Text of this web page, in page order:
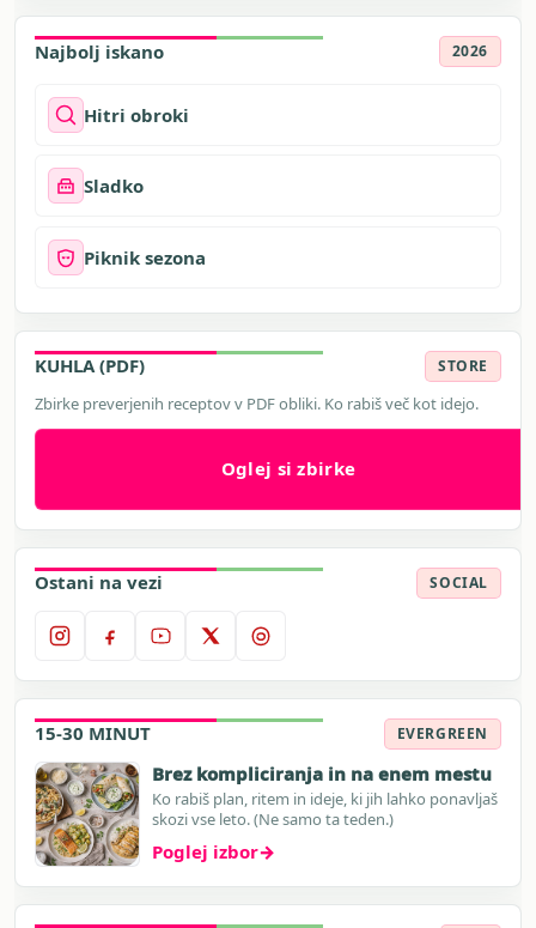
Najbolj iskano 2026
Hitri obroki
Sladko
Piknik sezona
KUHLA (PDF) STORE
Zbirke preverjenih receptov v PDF obliki. Ko rabiš več kot idejo.
Oglej si zbirke
Ostani na vezi SOCIAL
15-30 MINUT EVERGREEN
Brez kompliciranja in na enem mestu
Ko rabiš plan, ritem in ideje, ki jih lahko ponavljaš
skozi vse leto. (Ne samo ta teden.)
Poglej izbor→